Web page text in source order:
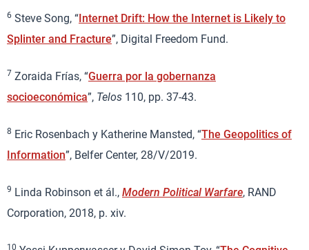
6 Steve Song, “Internet Drift: How the Internet is Likely to
Splinter and Fracture”, Digital Freedom Fund.
7 Zoraida Frías, “Guerra por la gobernanza
socioeconómica”, Telos 110, pp. 37-43.
8 Eric Rosenbach y Katherine Mansted, “The Geopolitics of
Information”, Belfer Center, 28/V/2019.
9 Linda Robinson et ál., Modern Political Warfare, RAND
Corporation, 2018, p. xiv.
10